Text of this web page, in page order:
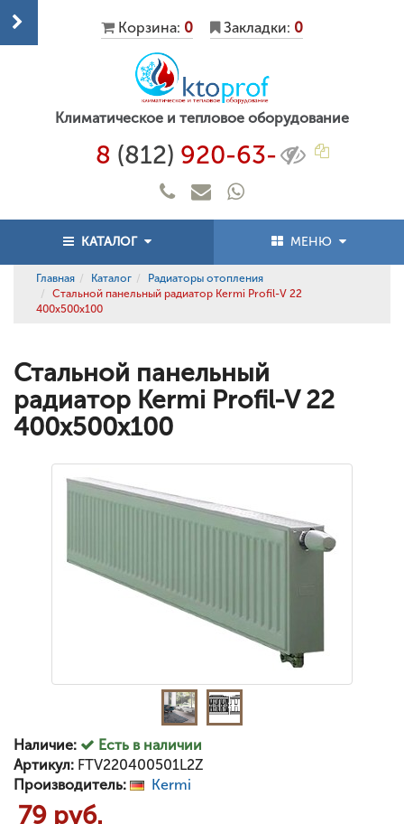
Корзина: 0 Закладки: 0
Климатическое и тепловое оборудование
8 (812) 920-63-
КАТАЛОГ МЕНЮ
Главная Каталог
Радиаторы отопления
Стальной панельный радиатор Kermi Profil-V 22
400x500x100
Стальной панельный
радиатор Kermi Profil-V 22
400x500x100
Наличие:
Есть в наличии
Артикул: FTV220400501L2Z
Производитель:
Kermi
79 руб.